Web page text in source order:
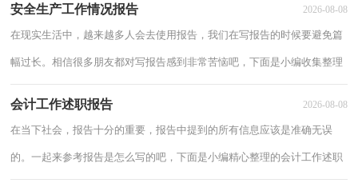
安全生产工作情况报告 2026-08-08
在现实生活中，越来越多人会去使用报告，我们在写报告的时候要避免篇
幅过长。相信很多朋友都对写报告感到非常苦恼吧，下面是小编收集整理
会计工作述职报告 2026-08-08
在当下社会，报告十分的重要，报告中提到的所有信息应该是准确无误
的。一起来参考报告是怎么写的吧，下面是小编精心整理的会计工作述职